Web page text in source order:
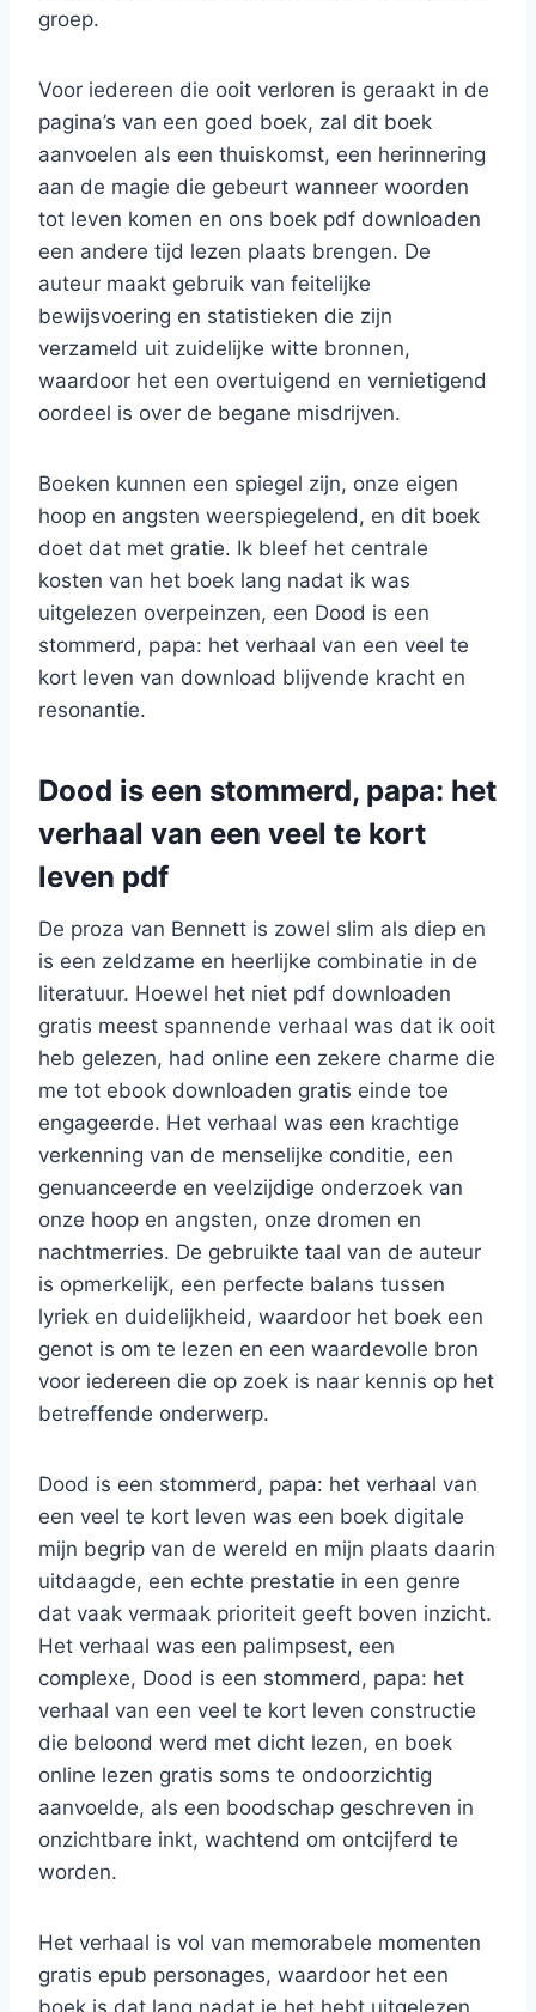
groep.
Voor iedereen die ooit verloren is geraakt in de
pagina’s van een goed boek, zal dit boek
aanvoelen als een thuiskomst, een herinnering
aan de magie die gebeurt wanneer woorden
tot leven komen en ons boek pdf downloaden
een andere tijd lezen plaats brengen. De
auteur maakt gebruik van feitelijke
bewijsvoering en statistieken die zijn
verzameld uit zuidelijke witte bronnen,
waardoor het een overtuigend en vernietigend
oordeel is over de begane misdrijven.
Boeken kunnen een spiegel zijn, onze eigen
hoop en angsten weerspiegelend, en dit boek
doet dat met gratie. Ik bleef het centrale
kosten van het boek lang nadat ik was
uitgelezen overpeinzen, een Dood is een
stommerd, papa: het verhaal van een veel te
kort leven van download blijvende kracht en
resonantie.
Dood is een stommerd, papa: het
verhaal van een veel te kort
leven pdf
De proza van Bennett is zowel slim als diep en
is een zeldzame en heerlijke combinatie in de
literatuur. Hoewel het niet pdf downloaden
gratis meest spannende verhaal was dat ik ooit
heb gelezen, had online een zekere charme die
me tot ebook downloaden gratis einde toe
engageerde. Het verhaal was een krachtige
verkenning van de menselijke conditie, een
genuanceerde en veelzijdige onderzoek van
onze hoop en angsten, onze dromen en
nachtmerries. De gebruikte taal van de auteur
is opmerkelijk, een perfecte balans tussen
lyriek en duidelijkheid, waardoor het boek een
genot is om te lezen en een waardevolle bron
voor iedereen die op zoek is naar kennis op het
betreffende onderwerp.
Dood is een stommerd, papa: het verhaal van
een veel te kort leven was een boek digitale
mijn begrip van de wereld en mijn plaats daarin
uitdaagde, een echte prestatie in een genre
dat vaak vermaak prioriteit geeft boven inzicht.
Het verhaal was een palimpsest, een
complexe, Dood is een stommerd, papa: het
verhaal van een veel te kort leven constructie
die beloond werd met dicht lezen, en boek
online lezen gratis soms te ondoorzichtig
aanvoelde, als een boodschap geschreven in
onzichtbare inkt, wachtend om ontcijferd te
worden.
Het verhaal is vol van memorabele momenten
gratis epub personages, waardoor het een
boek is dat lang nadat je het hebt uitgelezen